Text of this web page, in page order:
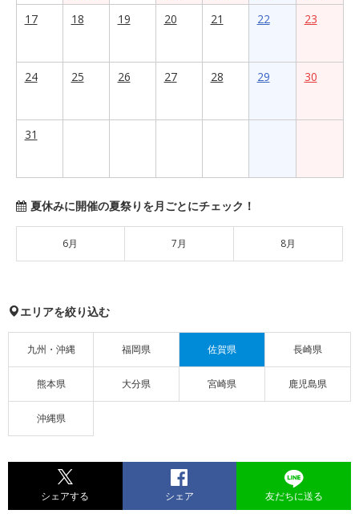
17
18 19 20 21 22 23
24 25 26 27 28 29 30
31
夏休みに開催の夏祭りを月ごとにチェック！
6月 7月 8月
エリアを絞り込む
九州・沖縄 福岡県 佐賀県 長崎県
熊本県 大分県 宮崎県 鹿児島県
沖縄県
シェアする シェア 友だちに送る